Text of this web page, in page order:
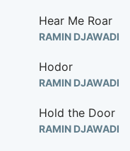
Hear Me Roar
RAMIN DJAWADI
Hodor
RAMIN DJAWADI
Hold the Door
RAMIN DJAWADI